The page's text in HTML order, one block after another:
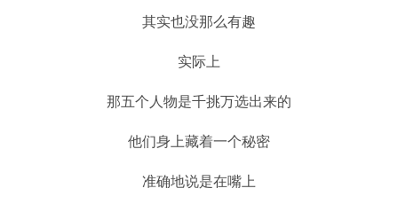
其实也没那么有趣
实际上
那五个人物是千挑万选出来的
他们身上藏着一个秘密
准确地说是在嘴上